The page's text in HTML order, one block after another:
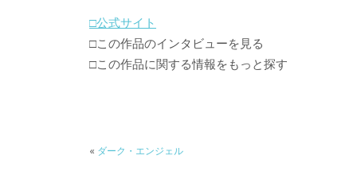
□公式サイト
□この作品のインタビューを見る
□この作品に関する情報をもっと探す
« ダーク・エンジェル